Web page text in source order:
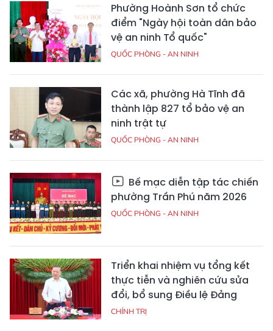
Phường Hoành Sơn tổ chức
điểm "Ngày hội toàn dân bảo
vệ an ninh Tổ quốc"
QUỐC PHÒNG - AN NINH
Các xã, phường Hà Tĩnh đã
thành lập 827 tổ bảo vệ an
ninh trật tự
QUỐC PHÒNG - AN NINH
Bế mạc diễn tập tác chiến
phường Trần Phú năm 2026
QUỐC PHÒNG - AN NINH
Triển khai nhiệm vụ tổng kết
thực tiễn và nghiên cứu sửa
đổi, bổ sung Điều lệ Đảng
CHÍNH TRỊ